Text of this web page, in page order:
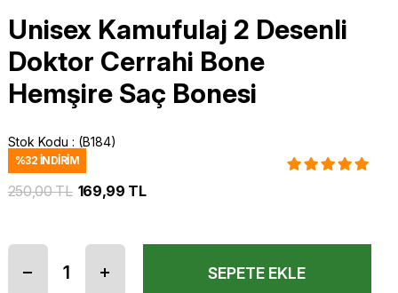
Unisex Kamufulaj 2 Desenli
Doktor Cerrahi Bone
Hemşire Saç Bonesi
Stok Kodu (B184)
%32 İNDIRIM
250,00 TL 169,99 TL